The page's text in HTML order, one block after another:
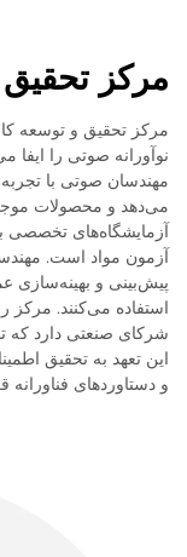
مرکز تحقیق
مرکز تحقیق و توسعه
نوآورانه صوتی را ایفا
مهندسان صوتی با
می‌دهد و محصولات
آزمایشگاه‌های تخصصی
آزمون مواد است.
پیش‌بینی و بهینه‌سازی
استفاده می‌کنند. مرکز
شرکای صنعتی دارد که
این تعهد به تحقیق
و دستاوردهای فناورانه